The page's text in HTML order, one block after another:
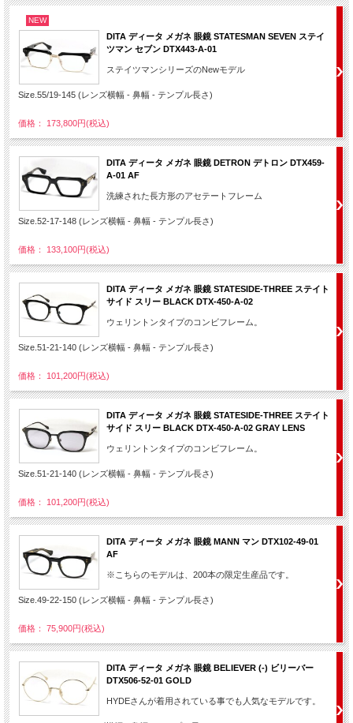
NEW
DITA ディータ メガネ 眼鏡 STATESMAN SEVEN ステイ
ツマン セブン DTX443-A-01
ステイツマンシリーズのNewモデル
Size.55/19-145 (レンズ横幅 - 鼻幅 - テンプル長さ)
価格： 173,800円(税込)
DITA ディータ メガネ 眼鏡 DETRON デトロン DTX459-
A-01 AF
洗練された長方形のアセテートフレーム
Size.52-17-148 (レンズ横幅 - 鼻幅 - テンプル長さ)
価格： 133,100円(税込)
DITA ディータ メガネ 眼鏡 STATESIDE-THREE ステイト
サイド スリー BLACK DTX-450-A-02
ウェリントンタイプのコンビフレーム。
Size.51-21-140 (レンズ横幅 - 鼻幅 - テンプル長さ)
価格： 101,200円(税込)
DITA ディータ メガネ 眼鏡 STATESIDE-THREE ステイト
サイド スリー BLACK DTX-450-A-02 GRAY LENS
ウェリントンタイプのコンビフレーム。
Size.51-21-140 (レンズ横幅 - 鼻幅 - テンプル長さ)
価格： 101,200円(税込)
DITA ディータ メガネ 眼鏡 MANN マン DTX102-49-01
AF
※こちらのモデルは、200本の限定生産品です。
Size.49-22-150 (レンズ横幅 - 鼻幅 - テンプル長さ)
価格： 75,900円(税込)
DITA ディータ メガネ 眼鏡 BELIEVER (-) ビリーバー
DTX506-52-01 GOLD
HYDEさんが着用されている事でも人気なモデルです。